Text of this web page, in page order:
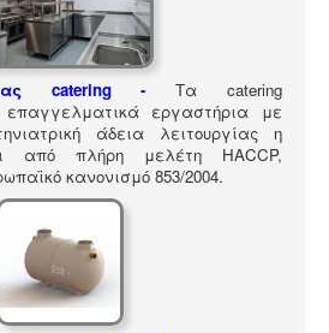
catering -
Τα catering
επαγγελματικά εργαστήρια με
άδεια λειτουργίας η
από πλήρη μελέτη HACCP,
κανονισμό 853/2004.